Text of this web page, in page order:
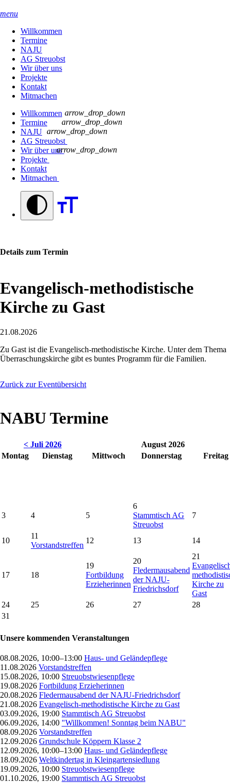
menu
Willkommen
Termine
NAJU
AG Streuobst
Wir über uns
Projekte
Kontakt
Mitmachen
Willkommen
Termine
NAJU
AG Streuobst
arrow_drop_down
Wir über uns
arrow_drop_down
Projekte
arrow_drop_down
Kontakt
Mitmachen
arrow_drop_down
Details zum Termin
Evangelisch-methodistische
Kirche zu Gast
21.08.2026
Zu Gast ist die Evangelisch-methodistische Kirche. Unter dem Thema
Überraschungskirche gibt es buntes Programm für die Familien.
Zurück zur Eventübersicht
NABU Termine
< Juli 2026
August 2026
Montag
Dienstag Mittwoch Donnerstag Freitag
3 4 5
6
Stammtisch AG
Streuobst
7
10
11
Vorstandstreffen
12 13 14
17 18
19
Fortbildung
Erzieherinnen
20
Fledermausabend
der NAJU-
Friedrichsdorf
21
Kirche zu
Gast
24
25 26 27
28
31
Unsere kommenden Veranstaltungen
08.08.2026, 10:00–13:00 Haus- und Geländepflege
11.08.2026 Vorstandstreffen
15.08.2026, 10:00 Streuobstwiesenpflege
19.08.2026 Fortbildung Erzieherinnen
20.08.2026 Fledermausabend der NAJU-Friedrichsdorf
21.08.2026 Evangelisch-methodistische Kirche zu Gast
03.09.2026, 19:00 Stammtisch AG Streuobst
06.09.2026, 14:00 "Willkommen! Sonntag beim NABU"
08.09.2026 Vorstandstreffen
12.09.2026 Grundschule Köppern Klasse 2
12.09.2026, 10:00–13:00 Haus- und Geländepflege
18.09.2026 Weltkindertag in Kleingartensiedlung
19.09.2026, 10:00 Streuobstwiesenpflege
01.10.2026, 19:00 Stammtisch AG Streuobst